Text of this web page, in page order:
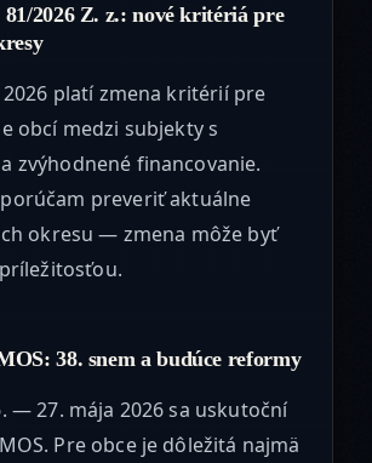
81/2026 Z. z.: nové kritériá pre
2026 platí zmena kritérií pre
obcí medzi subjekty s
zvýhodnené financovanie.
preveriť aktuálne
okresu — zmena môže byť
38. snem a budúce reformy
— 27. mája 2026 sa uskutoční
Pre obce je dôležitá najmä